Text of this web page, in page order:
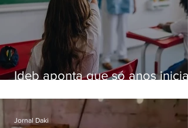
Ideb aponta que só anos
educação
Jornal Daki